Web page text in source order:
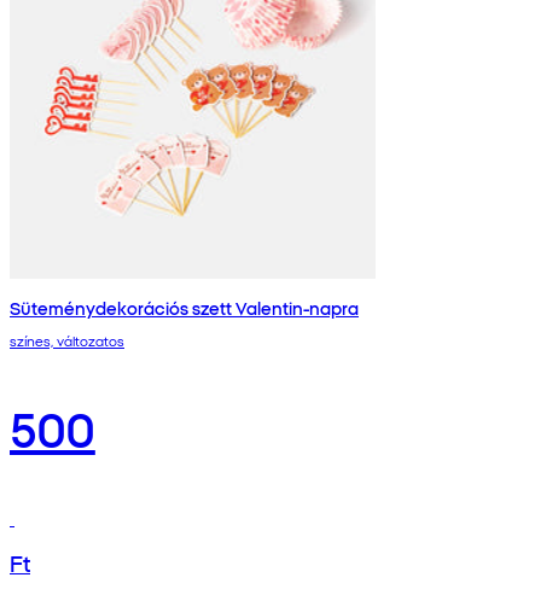
Süteménydekorációs szett Valentin-napra
színes, változatos
500
Ft